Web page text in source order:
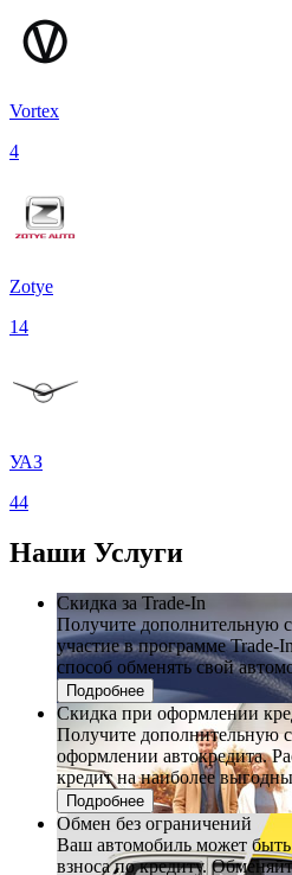
Vortex
4
Zotye
14
УАЗ
44
Наши Услуги
Скидка за Trade-In
Получите дополнительную
участие в программе
способ обменять свой
Подробнее
Скидка при оформлении
Получите дополнительную
оформлении автокредита.
кредит на наиболее
Подробнее
Обмен без ограничений
Ваш автомобиль может быть
взноса по кредиту.